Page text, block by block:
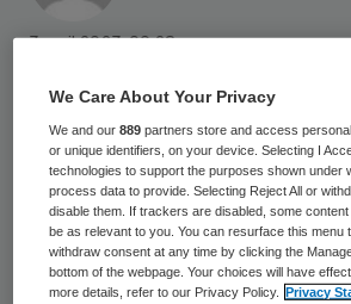
3 april 2023,09:28
Amsterdam UMC zal per 1
nieuwe voorzitter hebben van
bestuur.
Hans van Goudoever zal de
We Care About Your Privacy
We and our889 partners store and access
or unique identifiers, on your device. Selecting I
technologies to support the purposes shown under
process data to provide. Selecting Reject All or
disable them. If trackers are disabled, some
be as relevant to you. You can resurface this menu
withdraw consent at any time by clicking the
bottom of the webpage. Your choices will have
more details, refer to our Privacy Policy.
Privacy